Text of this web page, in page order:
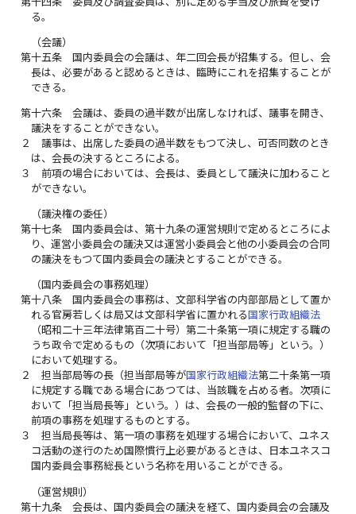
る。
（会議）
第十五条
国内委員会の会議は、年二回会長が招集する。但し、会
長は、必要があると認めるときは、臨時にこれを招集することが
できる。
第十六条
会議は、委員の過半数が出席しなければ、議事を開き、
議決をすることができない。
２
議事は、出席した委員の過半数をもつて決し、可否同数のとき
は、会長の決するところによる。
３
前項の場合においては、会長は、委員として議決に加わること
ができない。
（議決権の委任）
第十七条
国内委員会は、第十九条の運営規則で定めるところによ
り、運営小委員会の議決又は運営小委員会と他の小委員会の合同
の議決をもつて国内委員会の議決とすることができる。
（国内委員会の事務処理）
第十八条
国内委員会の事務は、文部科学省の内部部局として置か
れる官房若しくは局又は文部科学省に置かれる国家行政組織法
（昭和二十三年法律第百二十号）第二十条第一項に規定する職の
うち政令で定めるもの（次項において「担当部局等」という。）
において処理する。
２
担当部局等の長（担当部局等が国家行政組織法第二十条第一項
に規定する職である場合にあつては、当該職を占める者。次項に
おいて「担当局長等」という。）は、会長の一般的監督の下に、
前項の事務を処理するものとする。
３
担当局長等は、第一項の事務を処理する場合において、ユネス
コ活動の遂行のため国際慣行上必要があるときは、日本ユネスコ
国内委員会事務総長という名称を用いることができる。
（運営規則）
第十九条
会長は、国内委員会の議決を経て、国内委員会の会議及